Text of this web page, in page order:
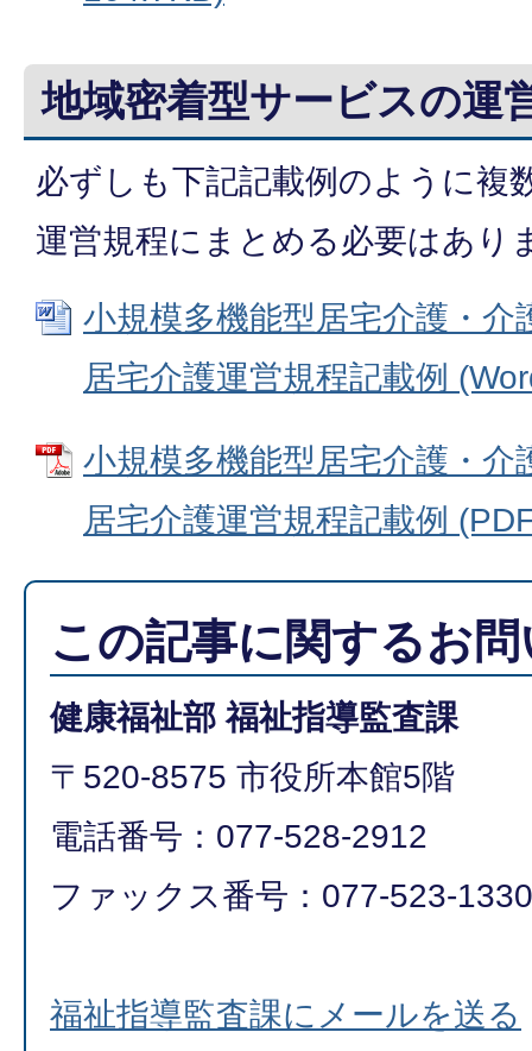
地域密着型サービスの運
必ずしも下記記載例のように複
運営規程にまとめる必要はあり
小規模多機能型居宅介護・介
居宅介護運営規程記載例
小規模多機能型居宅介護・介
居宅介護運営規程記載例
この記事に関するお
健康福祉部 福祉指導監査課
〒520-8575 市役所本館5階
電話番号：077-528-2912
ファックス番号：077-523-1330
福祉指導監査課にメールを送る